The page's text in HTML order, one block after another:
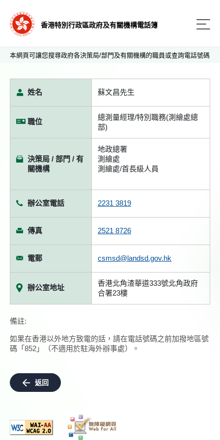
香港特別行政區政府及有關機構電話簿
本網頁可讓您搜尋政府各決策局/部門及有關機構的職員或查詢電話號碼
姓名 蘇文昌先生
職位
總測量經理/特別職務(測繪處總
部)
決策局 / 部門 / 有
關機構
地政總署
測繪處
測繪處/首長級人員
辦公室電話 2231 3819
傳真 2521 8726
電郵 csmsd@landsd.gov.hk
辦公室地址
香港北角渣華道333號北角政府
合署23樓
備註:
如果在香港以外地方致電的話，請在電話號碼之前加撥地區號
碼「852」（不適用於駐海外辦事處）。
返回